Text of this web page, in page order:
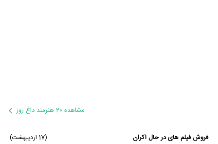
مشاهده 20 هنرمند داغ روز
فروش فیلم های در حال اکران (17 اردیبهشت)